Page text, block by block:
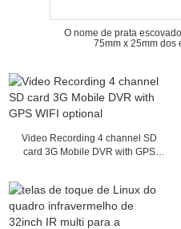
O nome de prata
75mm x 25mm dos
Video Recording 4 channel SD
card 3G Mobile DVR with GPS